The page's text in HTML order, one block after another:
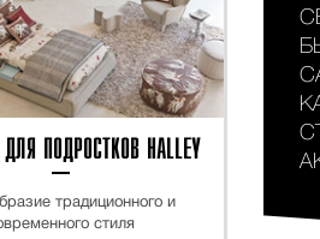
ПОДРОСТКОВ HALLEY
традиционного и
стиля